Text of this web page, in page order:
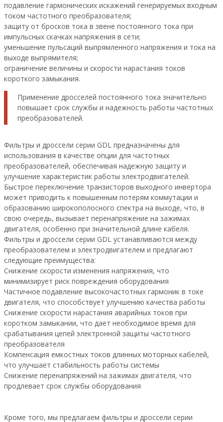
подавление гармонических искажений генерируемых входным
током частотного преобразователя;
защиту от бросков тока в звене постоянного тока при
импульсных скачках напряжения в сети;
уменьшение пульсаций выпрямленного напряжения и тока на
выходе выпрямителя;
ограничение величины и скорости нарастания токов
короткого замыкания.
Применение дросселей постоянного тока значительно
повышает срок службы и надежность работы частотных
преобразователей.
Фильтры и дроссели серии GDL предназначены для
использования в качестве опции для частотных
преобразователей, обеспечивая надежную защиту и
улучшение характеристик работы электродвигателей.
Быстрое переключение транзисторов выходного инвертора
может приводить к повышенным потерям коммутации и
образованию широкополосного спектра на выходе, что, в
свою очередь, вызывает перенапряжение на зажимах
двигателя, особенно при значительной длине кабеля.
Фильтры и дроссели серии GDL устанавливаются между
преобразователем и электродвигателем и предлагают
следующие преимущества:
Снижение скорости изменения напряжения, что
минимизирует риск повреждения оборудования
Частичное подавление высокочастотных гармоник в токе
двигателя, что способствует улучшению качества работы
Снижение скорости нарастания аварийных токов при
коротком замыкании, что дает необходимое время для
срабатывания цепей электронной защиты частотного
преобразователя
Компенсация емкостных токов длинных моторных кабелей,
что улучшает стабильность работы системы
Снижение перенапряжений на зажимах двигателя, что
продлевает срок службы оборудования
Кроме того, мы предлагаем фильтры и дроссели серии